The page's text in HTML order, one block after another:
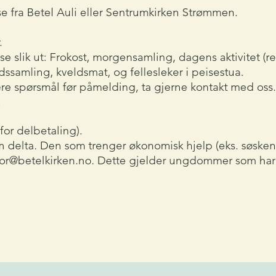
fra Betel Auli eller Sentrumkirken Strømmen.
slik ut: Frokost, morgensamling, dagens aktivitet
kveldsmat, og fellesleker i peisestua.
spørsmål før påmelding, ta gjerne kontakt med oss.
delbetaling).
delta. Den som trenger økonomisk hjelp (eks.
. Dette gjelder ungdommer som